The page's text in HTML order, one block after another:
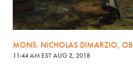
MONS. NICHOLAS DIMARZIO,
11:44 AM EST AUG 2, 2018